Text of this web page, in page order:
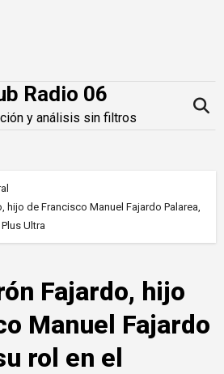
Radio 06
y análisis sin filtros
hijo de Francisco Manuel Fajardo Palarea,
Ultra
Fajardo, hijo
Manuel Fajardo
rol en el